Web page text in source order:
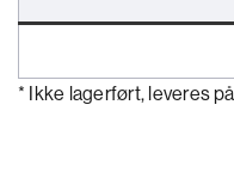
* Ikke lagerført, leveres